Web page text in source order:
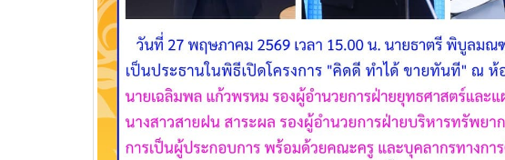
บริษัท แลคตาซอย จำกัด
มอบให้แก่นักเรียน นักศึกษา
วิทยาลัยเทคนิคอุบลราชธานี